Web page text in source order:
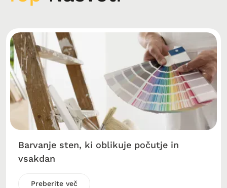
Barvanje sten, ki oblikuje počutje in
vsakdan
Preberite več